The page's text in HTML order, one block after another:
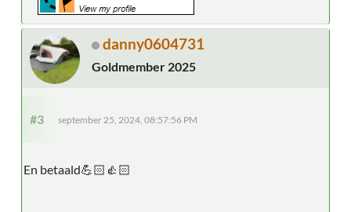
danny0604731
Goldmember 2025
#3 september 25, 2024, 08:57:56 PM
En betaald💪🏻👍🏻